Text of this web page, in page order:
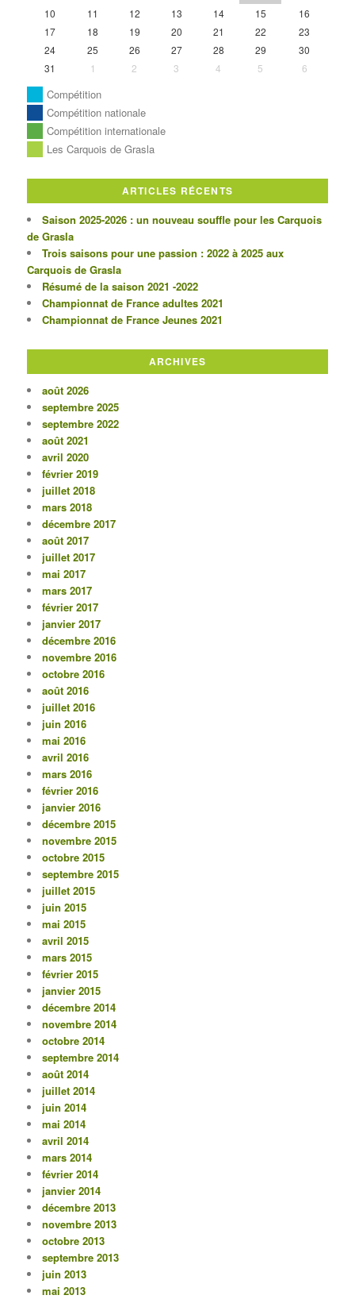
10
11 12 13 14 15
16
17
18 19 20 21 22
23
24
25 26 27 28 29
30
31
1 2 3 4 5 6
Compétition
Compétition nationale
Compétition internationale
Les Carquois de Grasla
ARTICLES RÉCENTS
Saison 2025-2026 : un nouveau souffle pour les Carquois
de Grasla
Trois saisons pour une passion : 2022 à 2025 aux
Carquois de Grasla
Résumé de la saison 2021 -2022
Championnat de France adultes 2021
Championnat de France Jeunes 2021
ARCHIVES
août 2026
septembre 2025
septembre 2022
août 2021
avril 2020
février 2019
juillet 2018
mars 2018
décembre 2017
août 2017
juillet 2017
mai 2017
mars 2017
février 2017
janvier 2017
décembre 2016
novembre 2016
octobre 2016
août 2016
juillet 2016
juin 2016
mai 2016
avril 2016
mars 2016
février 2016
janvier 2016
décembre 2015
novembre 2015
octobre 2015
septembre 2015
juillet 2015
juin 2015
mai 2015
avril 2015
mars 2015
février 2015
janvier 2015
décembre 2014
novembre 2014
octobre 2014
septembre 2014
août 2014
juillet 2014
juin 2014
mai 2014
avril 2014
mars 2014
février 2014
janvier 2014
décembre 2013
novembre 2013
octobre 2013
septembre 2013
juin 2013
mai 2013